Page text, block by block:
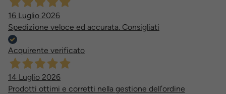
16 Luglio 2026
Spedizione veloce ed accurata. Consigliati
Acquirente verificato
14 Luglio 2026
Prodotti ottimi e corretti nella gestione dell’ordine